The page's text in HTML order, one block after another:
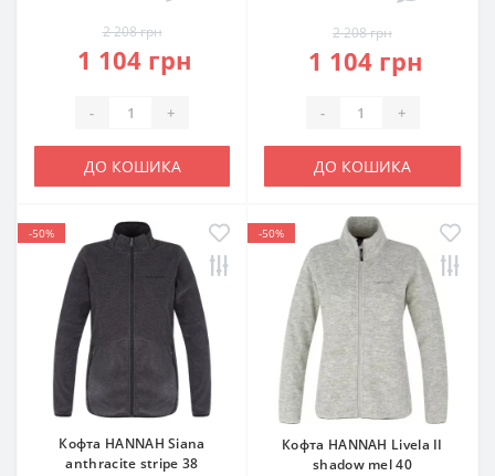
2 208 грн
1 104 грн
- +
ДО КОШИКА
2 208 грн
1 104 грн
- +
ДО КОШИКА
-50%
Кофта HANNAH Siana
anthracite stripe 38
-50%
Кофта HANNAH Livela II
shadow mel 40